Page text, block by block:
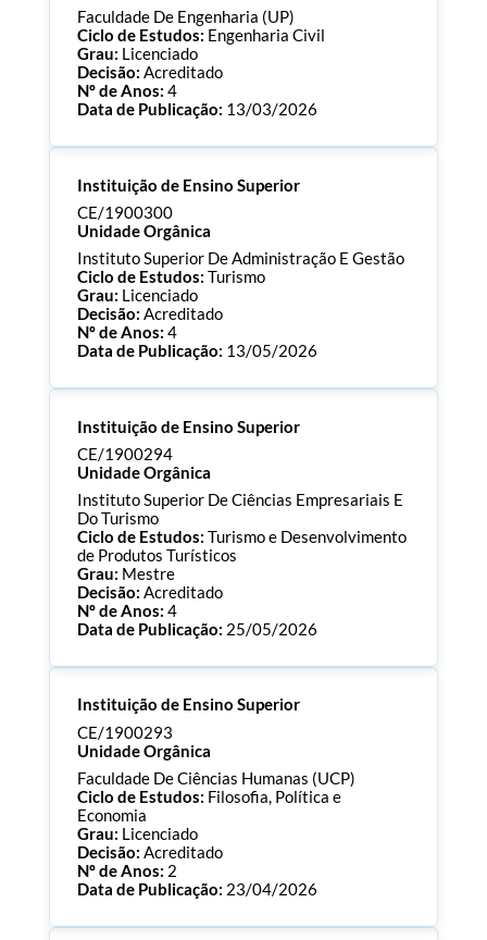
Faculdade De Engenharia (UP)
Ciclo de Estudos: Engenharia Civil
Grau: Licenciado
Decisão: Acreditado
Nº de Anos: 4
Data de Publicação: 13/03/2026
ECTS:180.0
Consultar Documentos
Instituição de Ensino Superior
CE/1900300
Unidade Orgânica
Instituto Superior De Administração E Gestão
Ciclo de Estudos: Turismo
Grau: Licenciado
Decisão: Acreditado
Nº de Anos: 4
Data de Publicação: 13/05/2026
ECTS:180.0
Consultar Documentos
Instituição de Ensino Superior
CE/1900294
Unidade Orgânica
Instituto Superior De Ciências Empresariais E
Do Turismo
Ciclo de Estudos: Turismo e Desenvolvimento
de Produtos Turísticos
Grau: Mestre
Decisão: Acreditado
Nº de Anos: 4
Data de Publicação: 25/05/2026
Processo:
CE/1900294
ECTS:120.0
Consultar Documentos
Instituição de Ensino Superior
CE/1900293
Unidade Orgânica
Faculdade De Ciências Humanas (UCP)
Ciclo de Estudos: Filosofia, Política e
Economia
Grau: Licenciado
Decisão: Acreditado
Nº de Anos: 2
Data de Publicação: 23/04/2026